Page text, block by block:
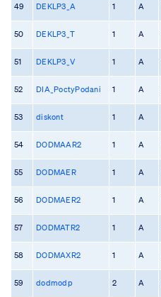
49 DEKLP3_A 1 A
50 DEKLP3_T 1 A
51 DEKLP3_V 1 A
52 DIA_PoctyPodani 1 A
53 diskont 1 A
54 DODMAAR2 1 A
55 DODMAER 1 A
56 DODMAER2 1 A
57 DODMATR2 1 A
58 DODMAXR2 1 A
59 dodmodp 2 A